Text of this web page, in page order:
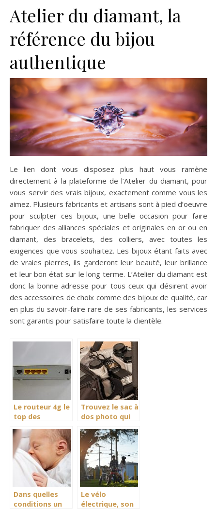
Atelier du diamant, la
référence du bijou
authentique
Le lien dont vous disposez plus haut vous ramène
directement à la plateforme de l’Atelier du diamant, pour
vous servir des vrais bijoux, exactement comme vous les
aimez. Plusieurs fabricants et artisans sont à pied d’oeuvre
pour sculpter ces bijoux, une belle occasion pour faire
fabriquer des alliances spéciales et originales en or ou en
diamant, des bracelets, des colliers, avec toutes les
exigences que vous souhaitez. Les bijoux étant faits avec
de vraies pierres, ils garderont leur beauté, leur brillance
et leur bon état sur le long terme. L’Atelier du diamant est
donc la bonne adresse pour tous ceux qui désirent avoir
des accessoires de choix comme des bijoux de qualité, car
en plus du savoir-faire rare de ses fabricants, les services
sont garantis pour satisfaire toute la clientèle.
Le routeur 4g le
top des
Trouvez le sac à
dos photo qui
Dans quelles
conditions un
Le vélo
électrique, son